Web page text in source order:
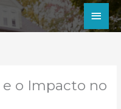
o Impacto no